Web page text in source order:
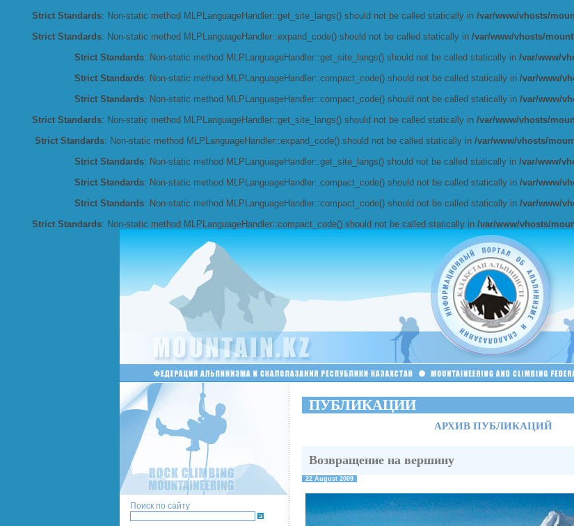
Strict Standards: Non-static method MLPLanguageHandler::get_site_langs() should not be called statically in /var/www/vhosts/
Strict Standards: Non-static method MLPLanguageHandler::expand_code() should not be called statically in /var/www/vhosts/
Strict Standards: Non-static method MLPLanguageHandler::get_site_langs() should not be called statically in /var/www/
Strict Standards: Non-static method MLPLanguageHandler::compact_code() should not be called statically in /var/www/
Strict Standards: Non-static method MLPLanguageHandler::compact_code() should not be called statically in /var/www/
Strict Standards: Non-static method MLPLanguageHandler::get_site_langs() should not be called statically in /var/www/vhosts/
Strict Standards: Non-static method MLPLanguageHandler::expand_code() should not be called statically in /var/www/vhosts/
Strict Standards: Non-static method MLPLanguageHandler::get_site_langs() should not be called statically in /var/www/
Strict Standards: Non-static method MLPLanguageHandler::compact_code() should not be called statically in /var/www/
Strict Standards: Non-static method MLPLanguageHandler::compact_code() should not be called statically in /var/www/
Strict Standards: Non-static method MLPLanguageHandler::compact_code() should not be called statically in /var/www/vhosts/
Поиск по сайту
ПУБЛИКАЦИИ
АРХИВ ПУБЛИКАЦИЙ
Возвращение на вершину
22 August 2009